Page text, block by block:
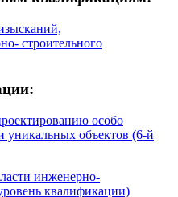
строительного
особо
уникальных объектов (6-й
инженерно-
квалификации)